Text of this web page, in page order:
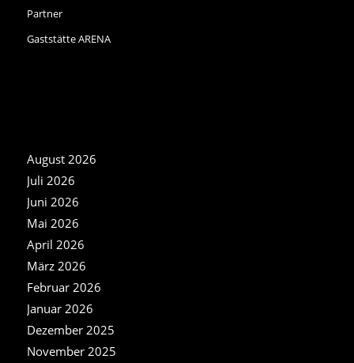
Partner
Gaststätte ARENA
August 2026
Juli 2026
Juni 2026
Mai 2026
April 2026
März 2026
Februar 2026
Januar 2026
Dezember 2025
November 2025